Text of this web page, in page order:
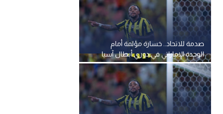
صدمة للاتحاد.. خسارة مؤلمة أمام
الوحدة الإماراتي في دوري أبطال آسيا